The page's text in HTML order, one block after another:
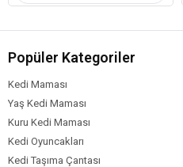
Popüler Kategoriler
Kedi Maması
Yaş Kedi Maması
Kuru Kedi Maması
Kedi Oyuncakları
Kedi Taşıma Çantası